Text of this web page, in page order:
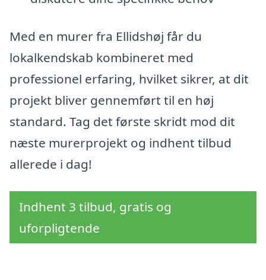
Med en murer fra Ellidshøj får du
lokalkendskab kombineret med
professionel erfaring, hvilket sikrer, at dit
projekt bliver gennemført til en høj
standard. Tag det første skridt mod dit
næste murerprojekt og indhent tilbud
allerede i dag!
Indhent 3 tilbud, gratis og
uforpligtende